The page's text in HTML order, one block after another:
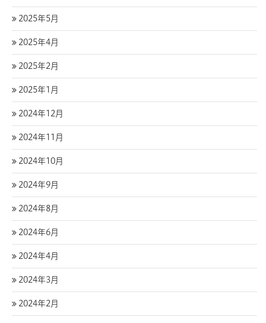
2025年5月
2025年4月
2025年2月
2025年1月
2024年12月
2024年11月
2024年10月
2024年9月
2024年8月
2024年6月
2024年4月
2024年3月
2024年2月